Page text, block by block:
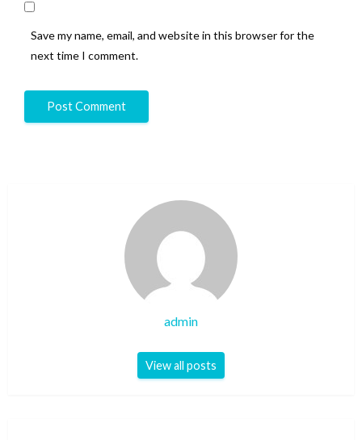
Save my name, email, and website in this browser for the
next time I comment.
admin
View all posts